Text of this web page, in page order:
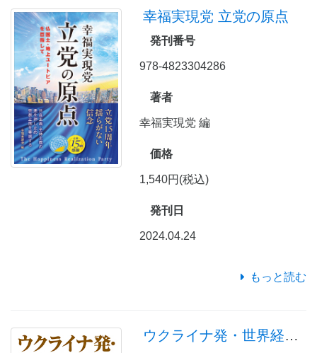
幸福実現党 立党の原点
発刊番号
978-4823304286
著者
幸福実現党 編
価格
1,540円(税込)
発刊日
2024.04.24
もっと読む
ウクライナ発・世界経済とアジアの危機